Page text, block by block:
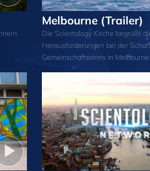
Melbourne (Trailer)
Die Scientology Kirche begrüßt
Herausforderungen bei der
Gemeinschaftssinns in Melbourne.